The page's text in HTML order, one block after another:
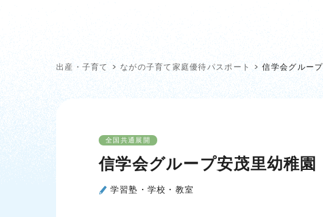
出産・子育て ながの子育て家庭優待パスポート 信学会グルー
全国共通展開
信学会グループ安茂里幼稚園
学習塾・学校・教室